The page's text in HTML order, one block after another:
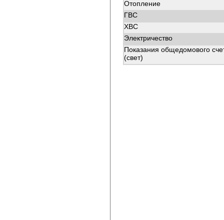
Отопление
ГВС
ХВС
Электричество
Показания общедомового
(свет)